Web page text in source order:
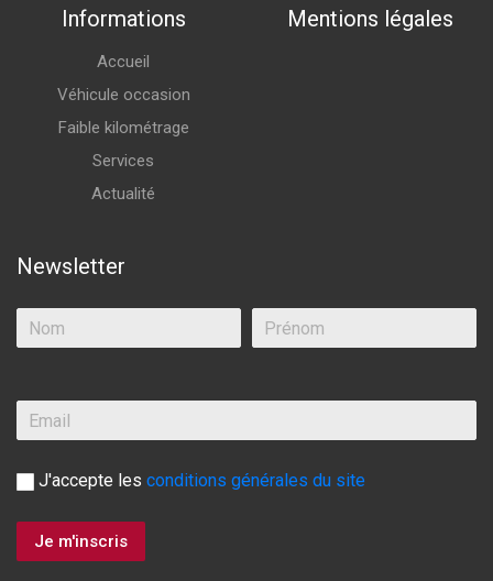
Informations
Accueil
Véhicule occasion
Faible kilométrage
Services
Actualité
Mentions légales
Newsletter
J'accepte les conditions générales du site